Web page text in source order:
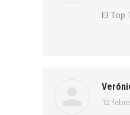
El Top
dice:
12